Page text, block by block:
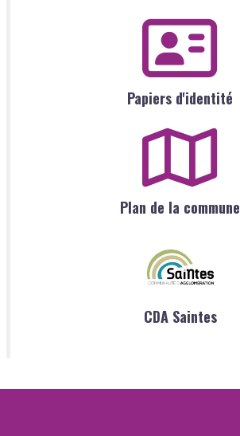
Papiers d'identité
Plan de la commune
CDA Saintes